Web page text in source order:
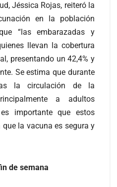
Jéssica Rojas, reiteró la
en la población
“las embarazadas y
llevan la cobertura
presentando un 42,4% y
Se estima que durante
la circulación de la
a adultos
importante que estos
la vacuna es segura y
de semana